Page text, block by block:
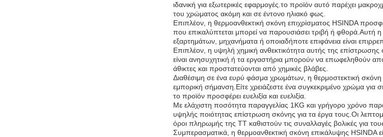
ιδανική για εξωτερικές εφαρμογές.το προϊόν αυτό παρέχει
του χρώματος ακόμη και σε έντονο ηλιακό φως.
Επιπλέον, η θερμοανθεκτική σκόνη επιχρίσματος HSINDA
που επικαλύπτεται μπορεί να παρουσιάσει τριβή ή φθορά.Αυτή η
εξαρτημάτων, μηχανήματα ή οποιαδήποτε επιφάνεια είναι
Επιπλέον, η υψηλή χημική ανθεκτικότητα αυτής της
είναι ανησυχητική.ή τα εργαστήρια μπορούν να επωφεληθούν
άθικτες και προστατεύονται από χημικές βλάβες.
Διαθέσιμη σε ένα ευρύ φάσμα χρωμάτων, η θερμοστεκτική σκόνη
εμπορική σήμανση.Είτε χρειάζεστε ένα συγκεκριμένο χρώμα για
το προϊόν προσφέρει ευελιξία και ευελιξία.
Με ελάχιστη ποσότητα παραγγελίας 1KG και γρήγορο χρόνο
υψηλής ποιότητας επίστρωση σκόνης για τα έργα τους.Οι
όροι πληρωμής της TT καθιστούν τις συναλλαγές βολικές για
Συμπερασματικά, η θερμοανθεκτική σκόνη επικάλυψης HSINDA